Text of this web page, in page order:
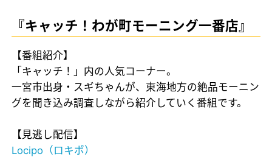
『キャッチ！わが町モーニング一番店』
【番組紹介】
「キャッチ！」内の人気コーナー。
一宮市出身・スギちゃんが、東海地方の絶品モーニン
グを聞き込み調査しながら紹介していく番組です。
【見逃し配信】
Locipo（ロキポ）